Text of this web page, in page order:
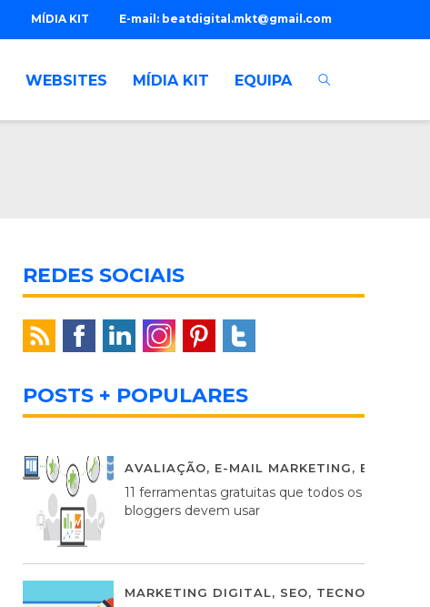
E-mail: beatdigital.mkt@gmail.com
MÍDIA KIT
WEBSITES MÍDIA KIT EQUIPA
REDES SOCIAIS
POSTS + POPULARES
AVALIAÇÃO, E-MAIL MARKETING,
11 ferramentas gratuitas que todos os
bloggers devem usar
MARKETING DIGITAL, SEO, TECNOLOGIA